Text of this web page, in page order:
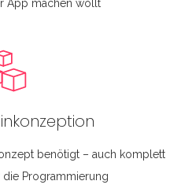
App machen wollt
benötigt – auch komplett
Programmierung